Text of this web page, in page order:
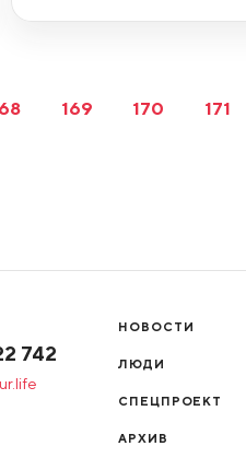
169 170 171
742
НОВОСТИ
ЛЮДИ
СПЕЦПРОЕКТ
АРХИВ